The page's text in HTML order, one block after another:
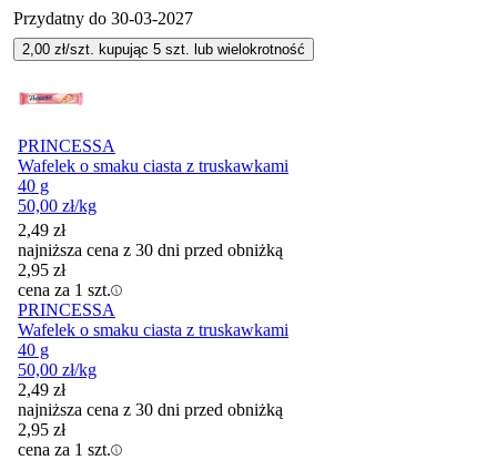
Przydatny do 30-03-2027
2,00 zł/szt. kupując 5 szt. lub wielokrotność
PRINCESSA
Wafelek o smaku ciasta z truskawkami
40 g
50,00 zł/kg
2,49 zł
najniższa cena z 30 dni przed obniżką
2,95 zł
cena za 1 szt.
PRINCESSA
Wafelek o smaku ciasta z truskawkami
40 g
50,00 zł/kg
2,49 zł
najniższa cena z 30 dni przed obniżką
2,95 zł
cena za 1 szt.